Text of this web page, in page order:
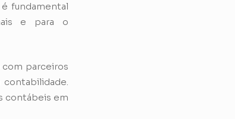
fundamental
e para o
com parceiros
contábeis em